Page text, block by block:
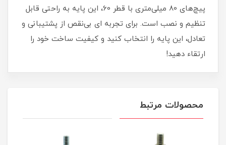
پیچ‌های 80 میلی‌متری با قطر 60، این پایه به راحتی قابل
تنظیم و نصب است. برای تجربه ای بی‌نقص از پشتیبانی و
تعادل، این پایه را انتخاب کنید و کیفیت ساخت خود را
ارتقاء دهید!
محصولات مرتبط